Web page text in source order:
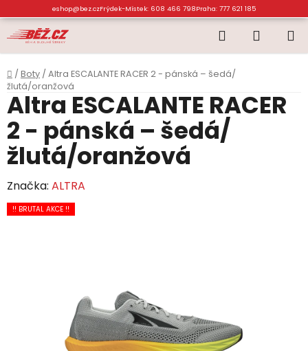
na
obsah
eshop@bez.czFrýdek-Místek: 608 466 798Praha: 777 621 185
Hledat
KOŠÍK
Domů
/ Boty / Altra ESCALANTE RACER 2 - pánská – šedá/
žlutá/oranžová
Altra ESCALANTE RACER
2 - pánská – šedá/
žlutá/oranžová
Značka: ALTRA
!! BRUTAL AKCE !!